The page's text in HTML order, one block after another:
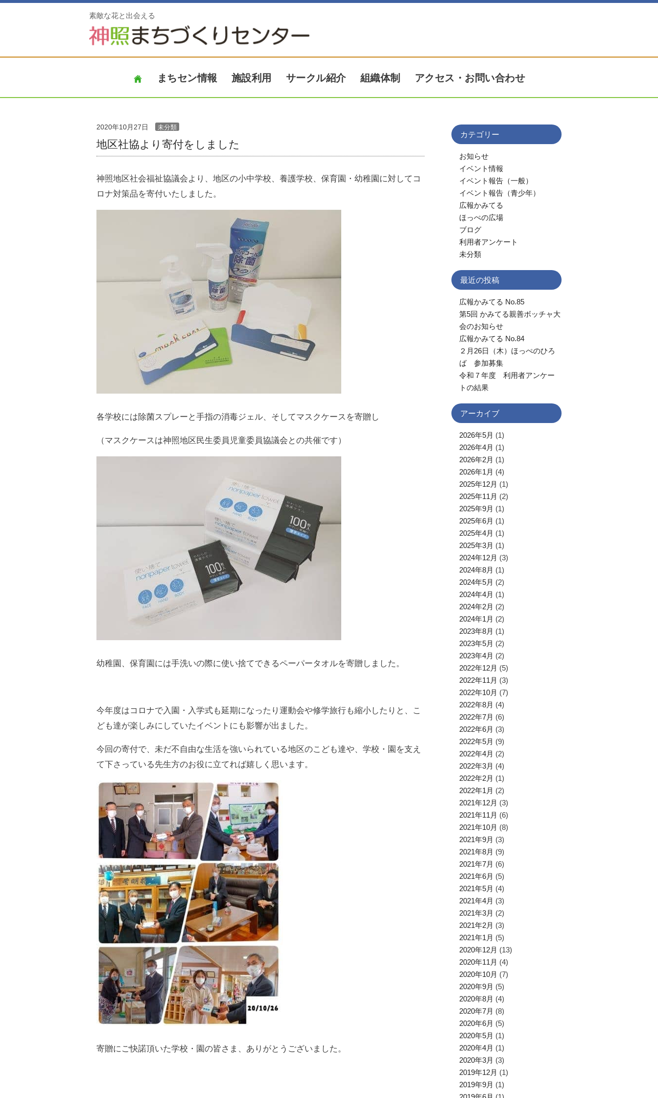
素敵な花と出会える
まちセン情報 施設利用 サークル紹介 組織体制 アクセス・お問い合わせ
2020年10月27日 未分類
地区社協より寄付をしました
神照地区社会福祉協議会より、地区の小中学校、養護学校、保育園・幼稚園に対してコ
ロナ対策品を寄付いたしました。
各学校には除菌スプレーと手指の消毒ジェル、そしてマスクケースを寄贈し
（マスクケースは神照地区民生委員児童委員協議会との共催です）
幼稚園、保育園には手洗いの際に使い捨てできるペーパータオルを寄贈しました。
今年度はコロナで入園・入学式も延期になったり運動会や修学旅行も縮小したりと、こ
ども達が楽しみにしていたイベントにも影響が出ました。
今回の寄付で、未だ不自由な生活を強いられている地区のこども達や、学校・園を支え
て下さっている先生方のお役に立てれば嬉しく思います。
寄贈にご快諾頂いた学校・園の皆さま、ありがとうございました。
カテゴリー
お知らせ
イベント情報
イベント報告（一般）
イベント報告（青少年）
広報かみてる
ほっぺの広場
ブログ
利用者アンケート
未分類
最近の投稿
広報かみてる No.85
第5回 かみてる親善ボッチャ大
会のお知らせ
広報かみてる No.84
２月26日（木）ほっぺのひろ
ば 参加募集
令和７年度 利用者アンケー
トの結果
アーカイブ
2026年5月 (1)
2026年4月 (1)
2026年2月 (1)
2026年1月 (4)
2025年12月 (1)
2025年11月 (2)
2025年9月 (1)
2025年6月 (1)
2025年4月 (1)
2025年3月 (1)
2024年12月 (3)
2024年8月 (1)
2024年5月 (2)
2024年4月 (1)
2024年2月 (2)
2024年1月 (2)
2023年8月 (1)
2023年5月 (2)
2023年4月 (2)
2022年12月 (5)
2022年11月 (3)
2022年10月 (7)
2022年8月 (4)
2022年7月 (6)
2022年6月 (3)
2022年5月 (9)
2022年4月 (2)
2022年3月 (4)
2022年2月 (1)
2022年1月 (2)
2021年12月 (3)
2021年11月 (6)
2021年10月 (8)
2021年9月 (3)
2021年8月 (9)
2021年7月 (6)
2021年6月 (5)
2021年5月 (4)
2021年4月 (3)
2021年3月 (2)
2021年2月 (3)
2021年1月 (5)
2020年12月 (13)
2020年11月 (4)
2020年10月 (7)
2020年9月 (5)
2020年8月 (4)
2020年7月 (8)
2020年6月 (5)
2020年5月 (1)
2020年4月 (1)
2020年3月 (3)
2019年12月 (1)
2019年9月 (1)